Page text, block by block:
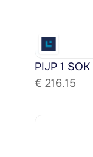
PIJP 1
€ 216.15